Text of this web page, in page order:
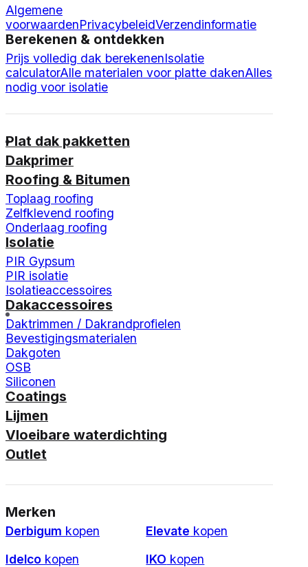
Algemene
voorwaardenPrivacybeleidVerzendinformatie
Berekenen & ontdekken
Prijs volledig dak berekenenIsolatie
calculatorAlle materialen voor platte dakenAlles
nodig voor isolatie
Plat dak pakketten
Dakprimer
Roofing & Bitumen
Toplaag roofing
Zelfklevend roofing
Onderlaag roofing
Isolatie
PIR Gypsum
PIR isolatie
Isolatieaccessoires
Dakaccessoires
Daktrimmen / Dakrandprofielen
Bevestigingsmaterialen
Dakgoten
OSB
Siliconen
Coatings
Lijmen
Vloeibare waterdichting
Outlet
Merken
Derbigum kopen Elevate kopen
Idelco kopen IKO kopen